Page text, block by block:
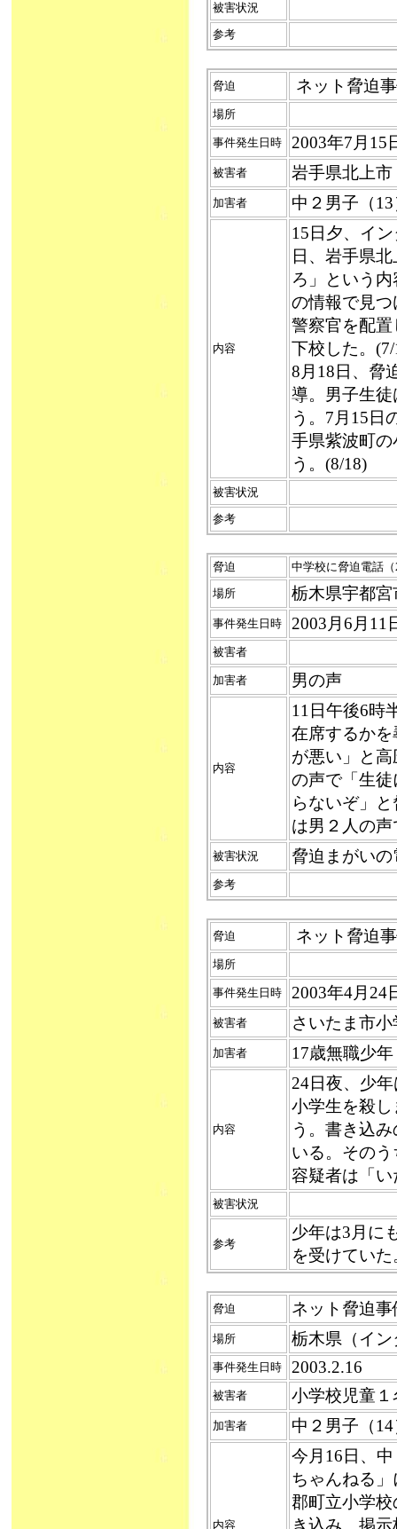
被害状況
参考
脅迫 ネット脅迫
場所
事件発生日時 2003年7月
被害者 岩手県北上
加害者 中２男子（
内容
15日夕、イ
日、岩手県
ろ」という
の情報で見
警察官を配
下校した。(7/
8月18日、脅
導。男子生
う。7月15日
手県紫波町
う。(8/18)
被害状況
参考
脅迫
中学校に脅迫電話（
場所
栃木県宇都
事件発生日時 2003月6月
被害者
加害者 男の声
内容
11日午後6時
在席するか
が悪い」と
の声で「生
らないぞ」
は男２人の
被害状況 脅迫まがいの
参考
脅迫 ネット脅
場所
事件発生日時 2003年4月
被害者 さいたま市小
加害者 17歳無職少
内容
24日夜、少
小学生を殺
う。書き込
いる。その
容疑者は「
被害状況
参考
少年は3月に
を受けていた
脅迫 ネット脅迫事
場所 栃木県（イ
事件発生日時 2003.2.16
被害者 小学校児童１
加害者 中２男子（
内容
今月16日、
ちゃんねる
郡町立小学
き込み、掲